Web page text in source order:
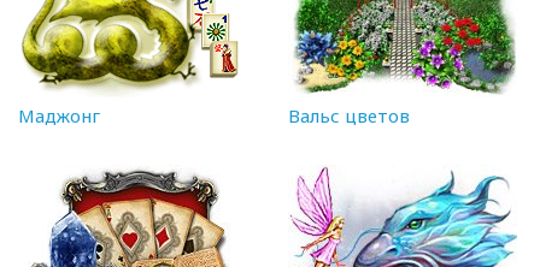
Маджонг Вальс цветов